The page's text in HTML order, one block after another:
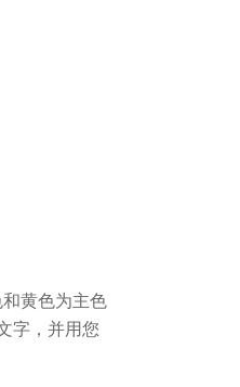
黄色为主色
字，并用您